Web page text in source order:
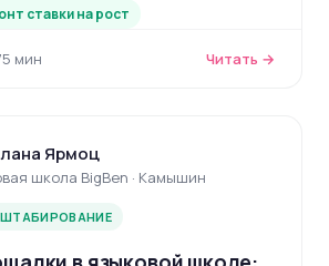
ставки на рост
мин Читать →
Ярмоц
школа BigBen · Камышин